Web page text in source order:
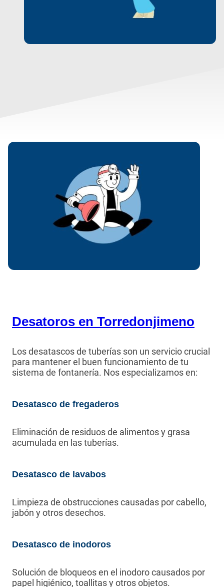
Desatoros en Torredonjimeno
Los desatascos de tuberías son un servicio crucial
para mantener el buen funcionamiento de tu
sistema de fontanería. Nos especializamos en:
Desatasco de fregaderos
Eliminación de residuos de alimentos y grasa
acumulada en las tuberías.
Desatasco de lavabos
Limpieza de obstrucciones causadas por cabello,
jabón y otros desechos.
Desatasco de inodoros
Solución de bloqueos en el inodoro causados por
papel higiénico, toallitas y otros objetos.